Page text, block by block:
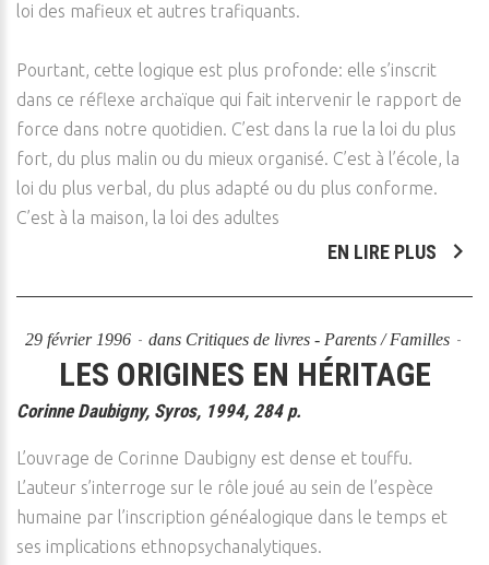
loi des mafieux et autres trafiquants.
Pourtant, cette logique est plus profonde: elle s’inscrit
dans ce réflexe archaïque qui fait intervenir le rapport de
force dans notre quotidien. C’est dans la rue la loi du plus
fort, du plus malin ou du mieux organisé. C’est à l’école, la
loi du plus verbal, du plus adapté ou du plus conforme.
C’est à la maison, la loi des adultes
EN LIRE PLUS
29 février 1996 dans Critiques de livres - Parents / Familles
LES ORIGINES EN HÉRITAGE
Corinne Daubigny, Syros, 1994, 284 p.
L’ouvrage de Corinne Daubigny est dense et touffu.
L’auteur s’interroge sur le rôle joué au sein de l’espèce
humaine par l’inscription généalogique dans le temps et
ses implications ethnopsychanalytiques.